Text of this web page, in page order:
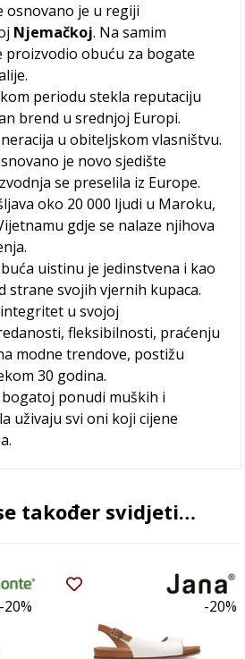
osnovano je u regiji
Njemačkoj. Na samim
proizvodio obuću za bogate
periodu stekla reputaciju
brend u srednjoj Europi.
u obiteljskom vlasništvu.
je novo sjedište
se preselila iz Europe.
oko 20 000 ljudi u Maroku,
gdje se nalaze njihova
uistinu je jedinstvena i kao
strane svojih vjernih kupaca.
u svojoj
fleksibilnosti, praćenju
modne trendove, postižu
30 godina.
ponudi muških i
uživaju svi oni koji cijene
također svidjeti…
-20% -20%